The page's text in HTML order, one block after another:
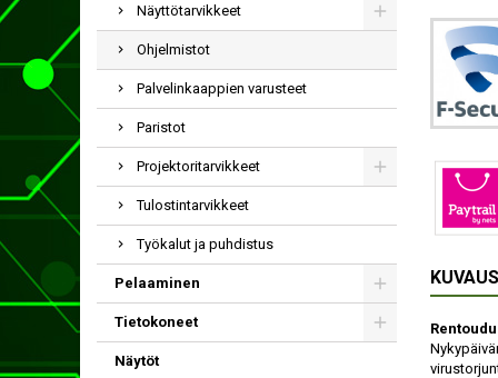
Näyttötarvikkeet
Ohjelmistot
Palvelinkaappien varusteet
Paristot
Projektoritarvikkeet
Tulostintarvikkeet
Työkalut ja puhdistus
Pelaaminen
Tietokoneet
Näytöt
KUVAUS